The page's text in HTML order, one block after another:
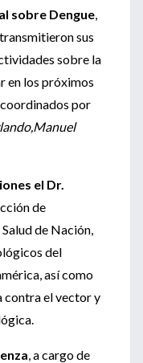
sobre Dengue,
sus
sobre la
en los próximos
por
el Dr.
de
de Nación,
del
así como
contra el vector y
, a cargo de